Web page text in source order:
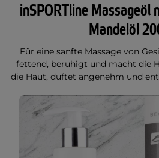
inSPORTline Massageöl
Mandelöl
Für eine sanfte Massage von
fettend, beruhigt und macht die
die Haut, duftet angenehm und